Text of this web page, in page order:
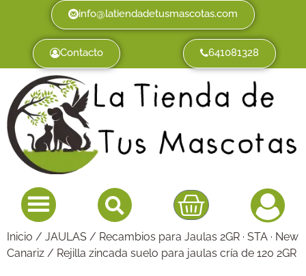
info@latiendadetusmascotas.com
Contacto 641081328
Inicio / JAULAS / Recambios para Jaulas 2GR · STA · New
Canariz / Rejilla zincada suelo para jaulas cría de 120 2GR